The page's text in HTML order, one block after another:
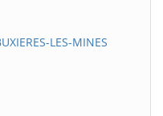
LES-MINES